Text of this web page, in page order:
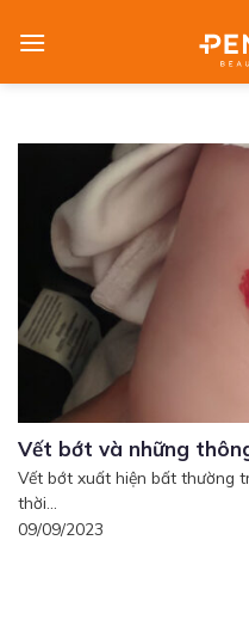
Vết bớt và những
Vết bớt xuất hiện bất thường
thời...
09/09/2023